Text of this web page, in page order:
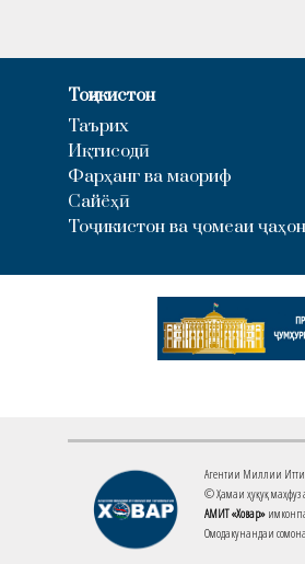
Тоҷикистон
Таърих
Иқтисодӣ
Фарҳанг ва маориф
Сайёҳӣ
Тоҷикистон ва ҷомеаи ҷаҳон
Агентии Миллии
© Ҳамаи ҳуқуқ маҳфуз
АМИТ «Ховар»
Омодакунандаи